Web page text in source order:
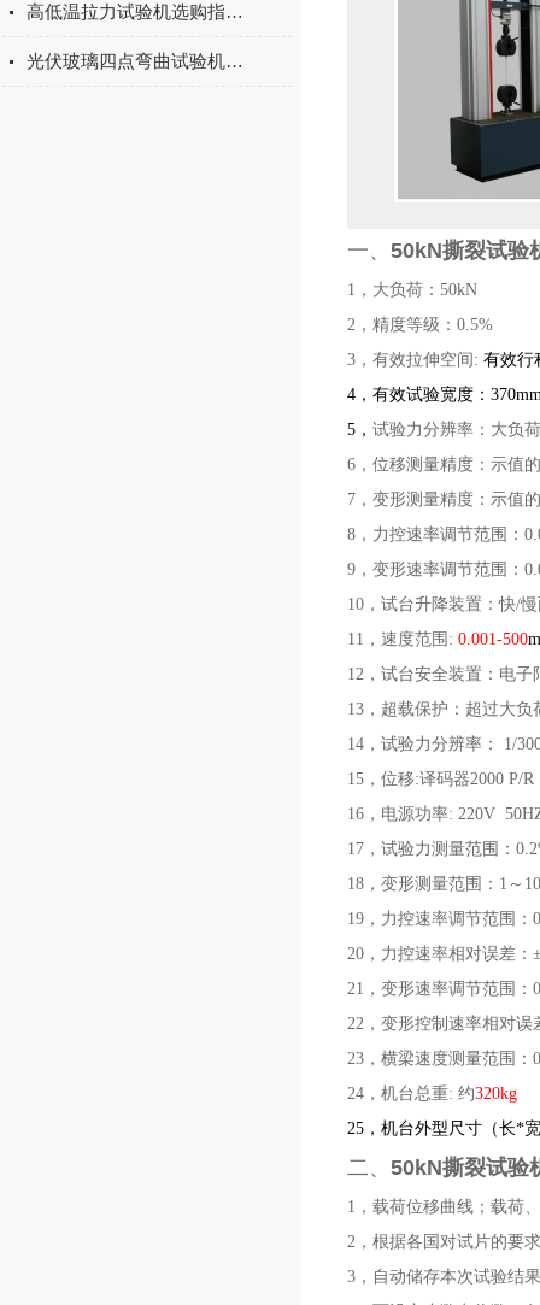
高低温拉力试验机选购指南：聚焦上海宇涵的技术实力与可靠方案
光伏玻璃四点弯曲试验机的重要性
一、 50kN撕裂试验
1 ，大负荷：50kN
2 ，精度等级：0.5%
3 ，有效拉伸空间: 有效行
4 ，有效试验宽度：
5 ， 试验力分辨率：大负
6 ，位移测量精度：示值
7 ，变形测量精度：示值
8 ，力控速率调节范围：
9 ，变形速率调节范围：
10 ，试台升降装置：快/
11 ，速度范围: 0.001-500
12 ， 试台安全装置：电子
13 ，超载保护： 超过大负
14 ，试验力分辨率： 1/
15 ，位移:译码器2000 P/
16 ，电源功率: 220V
17 ，试验力测量范围：0.
18 ，变形测量范围：1～
19 ，力控速率调节范围：
20 ，力控速率相对误差
21 ，变形速率调节范围：
22 ，变形控制速率相对
23 ，横梁速度测量范围：
24 ，机台总重: 约320kg
25 ，机台外型尺寸（长*
二、 50kN撕裂试验
1， 载荷位移曲线；载荷
2， 根据各国对试片的要
3， 自动储存本次试验结